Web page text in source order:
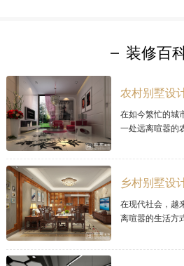
装修百
农村别墅设
的理想家居
在如今繁忙的城
一处远离喧嚣的
乡村别墅设
在现代社会，越
离喧嚣的生活方